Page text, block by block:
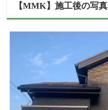
【MMK】施工後の写真